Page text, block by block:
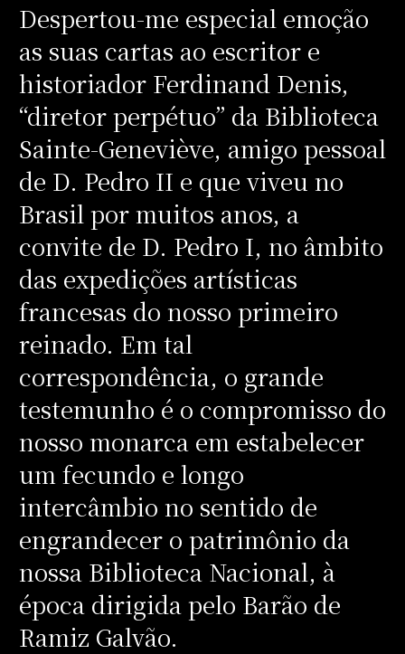
Despertou-me especial emoção
as suas cartas ao escritor e
historiador Ferdinand Denis,
“diretor perpétuo” da Biblioteca
Sainte-Geneviève, amigo pessoal
de D. Pedro II e que viveu no
Brasil por muitos anos, a
convite de D. Pedro I, no âmbito
das expedições artísticas
francesas do nosso primeiro
reinado. Em tal
correspondência, o grande
testemunho é o compromisso do
nosso monarca em estabelecer
um fecundo e longo
intercâmbio no sentido de
engrandecer o patrimônio da
nossa Biblioteca Nacional, à
época dirigida pelo Barão de
Ramiz Galvão.